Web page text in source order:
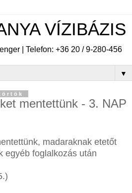
VÍZIBÁZIS
| Telefon: +36 20 / 9-280-456
▼
mentettünk - 3. NAP
madaraknak etetőt
egyéb foglalkozás után